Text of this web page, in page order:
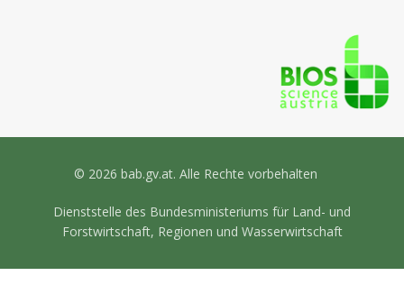
© 2026 bab.gv.at. Alle Rechte vorbehalten
Dienststelle des Bundesministeriums für Land- und
Forstwirtschaft, Regionen und Wasserwirtschaft